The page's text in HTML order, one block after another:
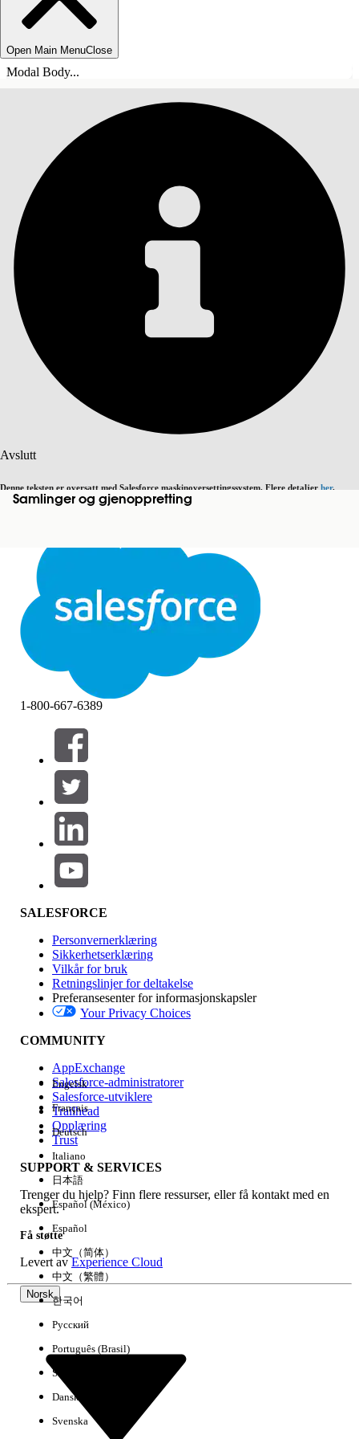
Open Main MenuClose
Modal Body...
Avslutt
Denne teksten er oversatt med Salesforce maskinoversettingssystem. Flere detaljer her.
Bytt til engelsk Ikke nå
Avslutt Avslutt
Samlinger og gjenoppretting
Vis innholdsfortegnelse
Filtre (0)
VELG FILTRE
Produktområde
Funksjonsinnvirkning
Utgave
Erfaring
Fjern alle Utført
1-800-667-6389
SALESFORCE
Personvernerklæring
Sikkerhetserklæring
Vilkår for bruk
Retningslinjer for deltakelse
Preferansesenter for informasjonskapsler
Your Privacy Choices
COMMUNITY
AppExchange
Salesforce-administratorer
Salesforce-utviklere
Trailhead
Opplæring
Trust
SUPPORT & SERVICES
Trenger du hjelp? Finn flere ressurser, eller få kontakt med en
ekspert.
Få støtte
Levert avExperience Cloud
Norsk
Engelsk
Français
Deutsch
Italiano
日本語
Español (México)
Español
中文（简体）
中文（繁體）
한국어
Русский
Português (Brasil)
Suomi
Dansk
Svenska